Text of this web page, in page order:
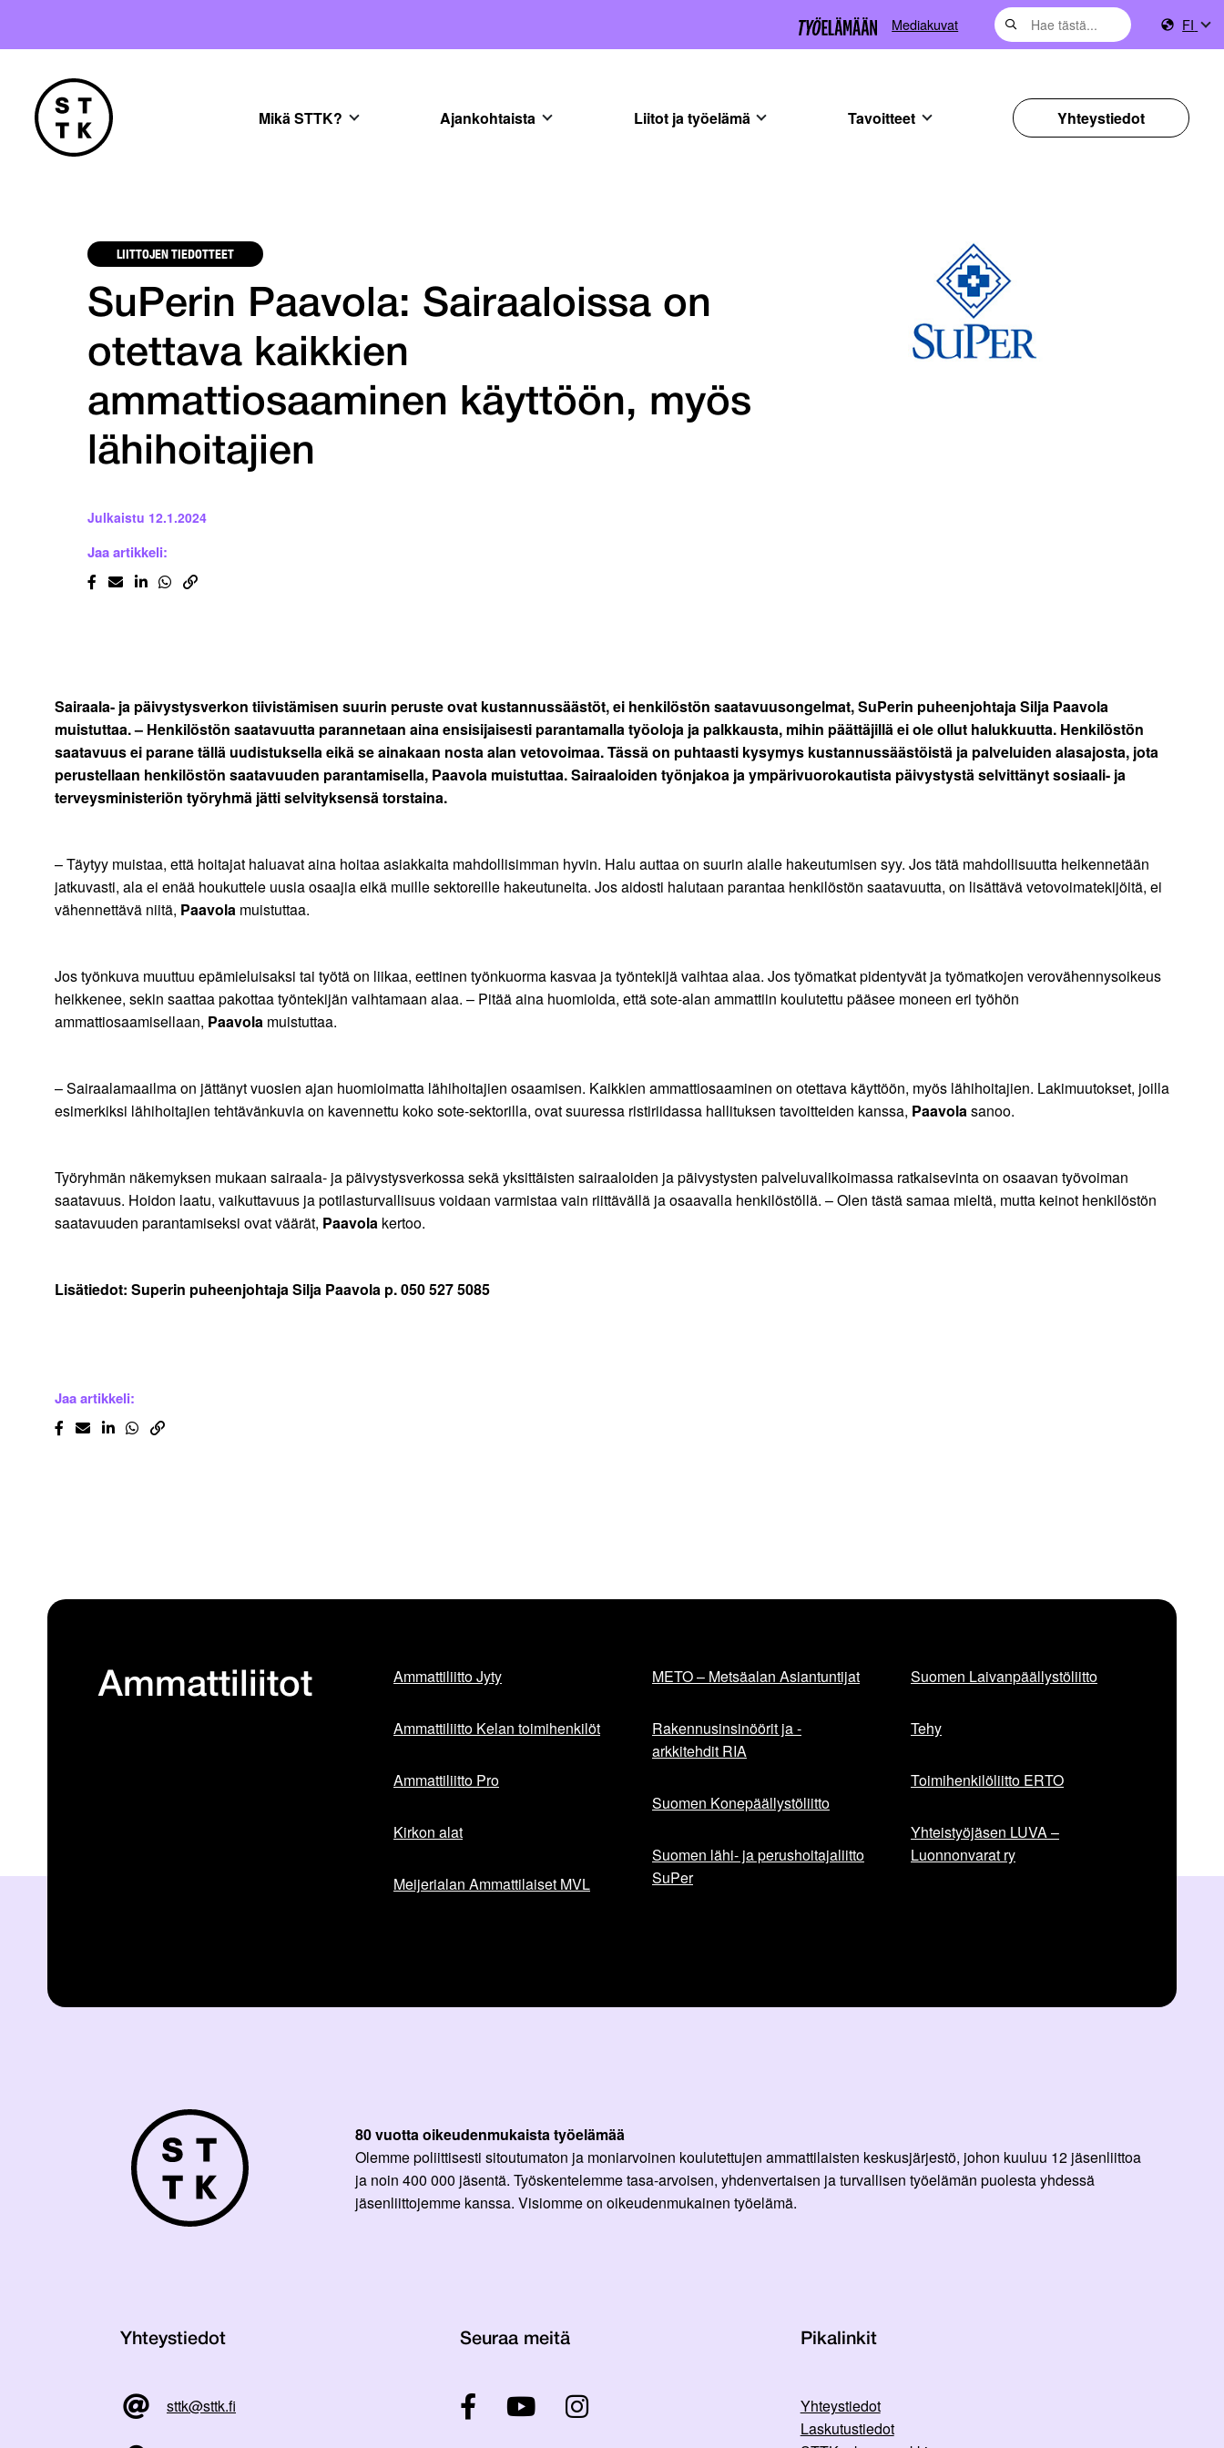
Mediakuvat FI
Mikä STTK? Ajankohtaista Liitot ja työelämä Tavoitteet Yhteystiedot
LIITTOJEN TIEDOTTEET
SuPerin Paavola: Sairaaloissa on
otettava kaikkien
ammattiosaaminen käyttöön, myös
lähihoitajien
Julkaistu 12.1.2024
Jaa artikkeli:
Sairaala- ja päivystysverkon tiivistämisen suurin peruste ovat kustannussäästöt, ei henkilöstön saatavuusongelmat, SuPerin puheenjohtaja Silja Paavola
muistuttaa. – Henkilöstön saatavuutta parannetaan aina ensisijaisesti parantamalla työoloja ja palkkausta, mihin päättäjillä ei ole ollut halukkuutta. Henkilöstön
saatavuus ei parane tällä uudistuksella eikä se ainakaan nosta alan vetovoimaa. Tässä on puhtaasti kysymys kustannussäästöistä ja palveluiden alasajosta, jota
perustellaan henkilöstön saatavuuden parantamisella, Paavola muistuttaa. Sairaaloiden työnjakoa ja ympärivuorokautista päivystystä selvittänyt sosiaali- ja
terveysministeriön työryhmä jätti selvityksensä torstaina.
– Täytyy muistaa, että hoitajat haluavat aina hoitaa asiakkaita mahdollisimman hyvin. Halu auttaa on suurin alalle hakeutumisen syy. Jos tätä mahdollisuutta heikennetään
jatkuvasti, ala ei enää houkuttele uusia osaajia eikä muille sektoreille hakeutuneita. Jos aidosti halutaan parantaa henkilöstön saatavuutta, on lisättävä vetovoimatekijöitä, ei
vähennettävä niitä, Paavola muistuttaa.
Jos työnkuva muuttuu epämieluisaksi tai työtä on liikaa, eettinen työnkuorma kasvaa ja työntekijä vaihtaa alaa. Jos työmatkat pidentyvät ja työmatkojen verovähennysoikeus
heikkenee, sekin saattaa pakottaa työntekijän vaihtamaan alaa. – Pitää aina huomioida, että sote-alan ammattiin koulutettu pääsee moneen eri työhön
ammattiosaamisellaan, Paavola muistuttaa.
– Sairaalamaailma on jättänyt vuosien ajan huomioimatta lähihoitajien osaamisen. Kaikkien ammattiosaaminen on otettava käyttöön, myös lähihoitajien. Lakimuutokset, joilla
esimerkiksi lähihoitajien tehtävänkuvia on kavennettu koko sote-sektorilla, ovat suuressa ristiriidassa hallituksen tavoitteiden kanssa, Paavolasanoo.
Työryhmän näkemyksen mukaan sairaala- ja päivystysverkossa sekä yksittäisten sairaaloiden ja päivystysten palveluvalikoimassa ratkaisevinta on osaavan työvoiman
saatavuus. Hoidon laatu, vaikuttavuus ja potilasturvallisuus voidaan varmistaa vain riittävällä ja osaavalla henkilöstöllä. – Olen tästä samaa mieltä, mutta keinot henkilöstön
saatavuuden parantamiseksi ovat väärät, Paavola kertoo.
Lisätiedot: Superin puheenjohtaja Silja Paavola p. 050 527 5085
Jaa artikkeli:
Ammattiliitot Ammattiliitto Jyty
Ammattiliitto Kelan toimihenkilöt
Ammattiliitto Pro
Kirkon alat
Meijerialan Ammattilaiset MVL
METO – Metsäalan Asiantuntijat
Rakennusinsinöörit ja -
arkkitehdit RIA
Suomen Konepäällystöliitto
Suomen lähi- ja perushoitajaliitto
SuPer
Suomen Laivanpäällystöliitto
Tehy
Toimihenkilöliitto ERTO
Yhteistyöjäsen LUVA –
Luonnonvarat ry
80 vuotta oikeudenmukaista työelämää
Olemme poliittisesti sitoutumaton ja moniarvoinen koulutettujen ammattilaisten keskusjärjestö, johon kuuluu 12 jäsenliittoa
ja noin 400 000 jäsentä. Työskentelemme tasa-arvoisen, yhdenvertaisen ja turvallisen työelämän puolesta yhdessä
jäsenliittojemme kanssa. Visiomme on oikeudenmukainen työelämä.
Yhteystiedot
sttk@sttk.fi
Seuraa meitä Pikalinkit
Yhteystiedot
Laskutustiedot